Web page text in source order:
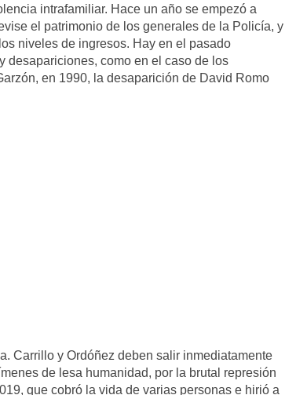
intrafamiliar. Hace un año se empezó a
el patrimonio de los generales de la Policía, y
niveles de ingresos. Hay en el pasado
desapariciones, como en el caso de los
en 1990, la desaparición de David Romo
Carrillo y Ordóñez deben salir inmediatamente
de lesa humanidad, por la brutal represión
que cobró la vida de varias personas e hirió a